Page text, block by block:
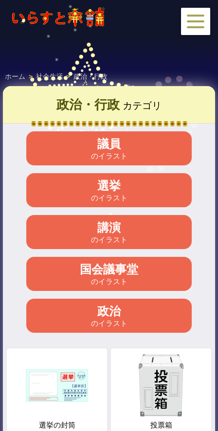
ホーム > 社会生活 > 政治・行政
政治・行政 カテゴリ
議員
のイラスト
選挙
のイラスト
講演
のイラスト
国会議事堂
のイラスト
政治
のイラスト
選挙の封筒 投票箱